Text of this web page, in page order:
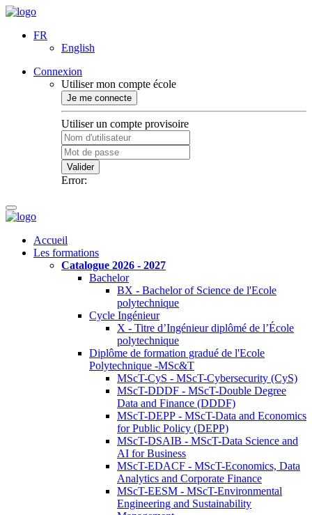
FR
English
Connexion
Utiliser mon compte école
Je me connecte
Utiliser un compte provisoire
Valider
Error:
Accueil
Les formations
Catalogue 2026 - 2027
Bachelor
BX - Bachelor of Science de l'Ecole
polytechnique
Cycle Ingénieur
X - Titre d’Ingénieur diplômé de l’École
polytechnique
Diplôme de formation gradué de l'Ecole
Polytechnique -MSc&T
MScT-CyS - MScT-Cybersecurity (CyS)
MScT-DDDF - MScT-Double Degree
Data and Finance (DDDF)
MScT-DEPP - MScT-Data and Economics
for Public Policy (DEPP)
MScT-DSAIB - MScT-Data Science and
AI for Business
MScT-EDACF - MScT-Economics, Data
Analytics and Corporate Finance
MScT-EESM - MScT-Environmental
Engineering and Sustainability